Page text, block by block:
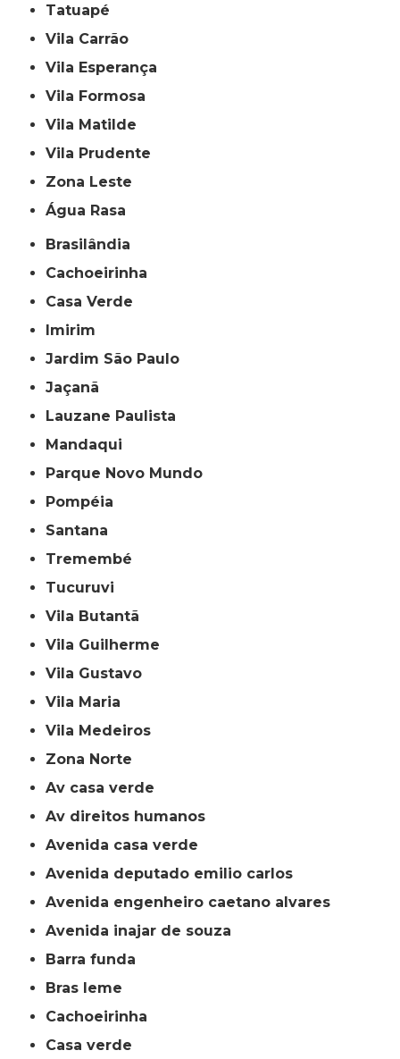
Tatuapé
Vila Carrão
Vila Esperança
Vila Formosa
Vila Matilde
Vila Prudente
Zona Leste
Água Rasa
Brasilândia
Cachoeirinha
Casa Verde
Imirim
Jardim São Paulo
Jaçanã
Lauzane Paulista
Mandaqui
Parque Novo Mundo
Pompéia
Santana
Tremembé
Tucuruvi
Vila Butantã
Vila Guilherme
Vila Gustavo
Vila Maria
Vila Medeiros
Zona Norte
av casa verde
av direitos humanos
avenida casa verde
avenida deputado emilio carlos
avenida engenheiro caetano alvares
avenida inajar de souza
barra funda
bras leme
cachoeirinha
casa verde